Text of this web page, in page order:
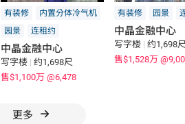
有装修
内置分体冷气机
园景
连租约
中晶金融中心
写字楼 | 约1,698尺
售$1,100万 @6,478
有装修 园景
中晶金融中心
写字楼 | 约1,698
售$1,528万
更多